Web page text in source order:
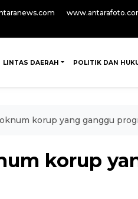
LINTAS DAERAH POLITIK DAN
korup yang ganggu
korup